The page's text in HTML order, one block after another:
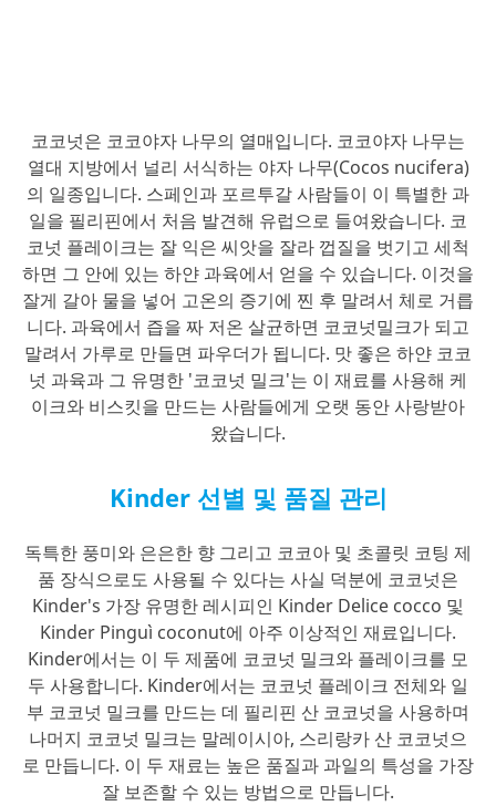
코코넛은 코코야자 나무의 열매입니다. 코코야자 나무는
열대 지방에서 널리 서식하는 야자 나무(Cocos nucifera)
의 일종입니다. 스페인과 포르투갈 사람들이 이 특별한 과
일을 필리핀에서 처음 발견해 유럽으로 들여왔습니다. 코
코넛 플레이크는 잘 익은 씨앗을 잘라 껍질을 벗기고 세척
하면 그 안에 있는 하얀 과육에서 얻을 수 있습니다. 이것을
잘게 갈아 물을 넣어 고온의 증기에 찐 후 말려서 체로 거릅
니다. 과육에서 즙을 짜 저온 살균하면 코코넛밀크가 되고
말려서 가루로 만들면 파우더가 됩니다. 맛 좋은 하얀 코코
넛 과육과 그 유명한 '코코넛 밀크'는 이 재료를 사용해 케
이크와 비스킷을 만드는 사람들에게 오랫 동안 사랑받아
왔습니다.
Kinder 선별 및 품질 관리
독특한 풍미와 은은한 향 그리고 코코아 및 초콜릿 코팅 제
품 장식으로도 사용될 수 있다는 사실 덕분에 코코넛은
Kinder's 가장 유명한 레시피인 Kinder Delice cocco 및
Kinder Pinguì coconut에 아주 이상적인 재료입니다.
Kinder에서는 이 두 제품에 코코넛 밀크와 플레이크를 모
두 사용합니다. Kinder에서는 코코넛 플레이크 전체와 일
부 코코넛 밀크를 만드는 데 필리핀 산 코코넛을 사용하며
나머지 코코넛 밀크는 말레이시아, 스리랑카 산 코코넛으
로 만듭니다. 이 두 재료는 높은 품질과 과일의 특성을 가장
잘 보존할 수 있는 방법으로 만듭니다.